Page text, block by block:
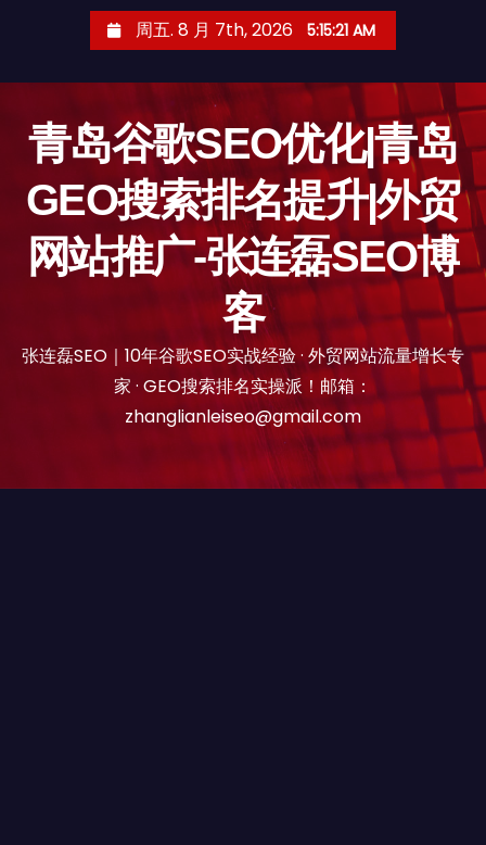
周五. 8 月 7th, 2026 5:15:22 AM
青岛谷歌SEO优化|青岛
GEO搜索排名提升|外贸
网站推广-张连磊SEO博
客
张连磊SEO｜10年谷歌SEO实战经验 · 外贸网站流量增长专
家 · GEO搜索排名实操派！邮箱：
zhanglianleiseo@gmail.com